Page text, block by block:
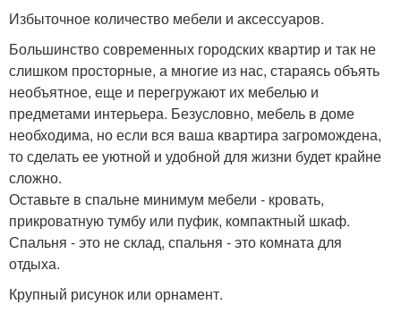
Избыточное количество мебели и аксессуаров.
Большинство современных городских квартир и так не
слишком просторные, а многие из нас, стараясь объять
необъятное, еще и перегружают их мебелью и
предметами интерьера. Безусловно, мебель в доме
необходима, но если вся ваша квартира загромождена,
то сделать ее уютной и удобной для жизни будет крайне
сложно.
Оставьте в спальне минимум мебели - кровать,
прикроватную тумбу или пуфик, компактный шкаф.
Спальня - это не склад, спальня - это комната для
отдыха.
Крупный рисунок или орнамент.